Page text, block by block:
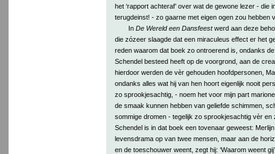
het ‘rapport achteraf’ over wat de gewone lezer - die
terugdeinst! - zo gaarne met eigen ogen zou hebben
In De Wereld een Dansfeestwerd aan deze
die zózeer slaagde dat een miraculeus effect er het
reden waarom dat boek zo ontroerend is, ondanks
Schendel besteed heeft op de voorgrond, aan de
hierdoor werden de vèr gehouden hoofdpersonen,
ondanks alles wat hij van hen hoort eigenlijk nooit
zo sprookjesachtig, - noem het voor mijn part
de smaak kunnen hebben van geliefde schimmen,
sommige dromen - tegelijk zo sprookjesachtig vèr en
Schendel is in dat boek een tovenaar geweest:
levensdrama op van twee mensen, maar aan de
en de toeschouwer weent, zegt hij: ‘Waarom weent